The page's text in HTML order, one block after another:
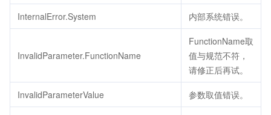
InternalError.System 内部系统错误。
InvalidParameter.FunctionName
FunctionName取
值与规范不符，
请修正后再试。
InvalidParameterValue 参数取值错误。